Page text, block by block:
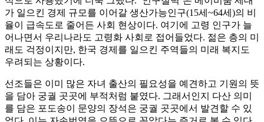
가 일으킨 경제 규모를 이어갈 생산가능인구(15세~64세)의 비
율이 급속도로 줄어든 사회 현상이다. 여기에 고령 인구가 늘
어나면서 우리나라도 고령화 사회로 접어들었다. 젊은 층의 미
래도 걱정이지만, 한국 경제를 일으킨 주역들의 미래 복지도
우려되는 상황이다.
선조들은 이미 많은 자녀 출산의 필요성을 예견하고 기원의 뜻
을 담아 궁궐 곳곳에 부적처럼 붙였다. 그래서인지 다산 의미
를 담은 포도송이 문양의 장석은 궁궐 곳곳에서 발견할 수 있